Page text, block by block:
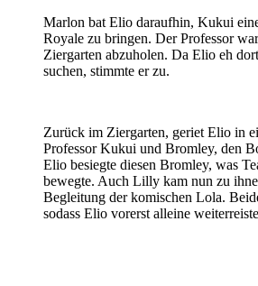
Marlon bat Elio daraufhin, Kukui
Royale zu bringen. Der Professor
Ziergarten abzuholen. Da Elio eh
suchen, stimmte er zu.
Zurück im Ziergarten, geriet Elio in
Professor Kukui und Bromley, den
Elio besiegte diesen Bromley, was
bewegte. Auch Lilly kam nun zu
Begleitung der komischen Lola.
sodass Elio vorerst alleine